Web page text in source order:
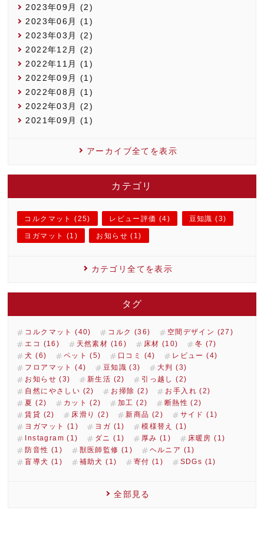
2023年09月 (2)
2023年06月 (1)
2023年03月 (2)
2022年12月 (2)
2022年11月 (1)
2022年09月 (1)
2022年08月 (1)
2022年03月 (2)
2021年09月 (1)
アーカイブ全てを表示
カテゴリ
コルクマット (25) レビュー評価 (4) 豆知識 (3)
ヨガマット (1) お知らせ (1)
カテゴリ全てを表示
タグ
コルクマット (40) コルク (36)
空間デザイン (27)
エコ (16)
天然素材 (16) 床材 (10)
冬 (7)
犬 (6)
ペット (5) 口コミ (4)
レビュー (4)
フロアマット (4)
豆知識 (3)
大判 (3)
お知らせ (3)
新生活 (2)
引っ越し (2)
自然にやさしい (2)
お掃除 (2)
お手入れ (2)
夏 (2)
カット (2) 加工 (2)
断熱性 (2)
賃貸 (2)
床滑り (2) 新商品 (2)
サイド (1)
ヨガマット (1)
ヨガ (1)
模様替え (1)
Instagram (1)
ダニ (1) 厚み (1)
床暖房 (1)
防音性 (1)
獣医師監修 (1)
ヘルニア (1)
盲導犬 (1)
補助犬 (1) 寄付 (1) SDGs (1)
全部見る